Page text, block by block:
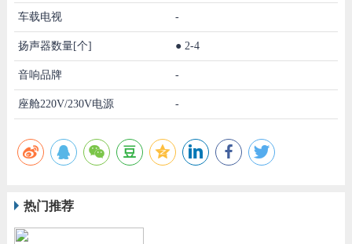
车载电视 -
扬声器数量[个] ● 2-4
音响品牌 -
座舱220V/230V电源 -
热门推荐